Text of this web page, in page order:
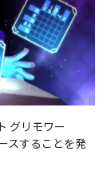
グリモワー
スすることを発